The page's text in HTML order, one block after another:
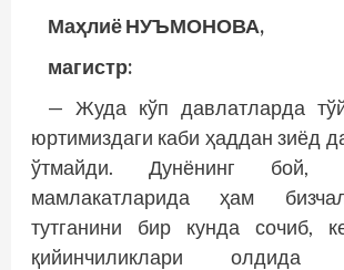
Маҳлиё НУЪМОНОВА,
магистр:
— Жуда кўп давлатларда
юртимиздаги каби ҳаддан зиёд
ўтмайди. Дунёнинг бой,
мамлакатларида ҳам
тутганини бир кунда сочиб,
қийинчиликлари олдида